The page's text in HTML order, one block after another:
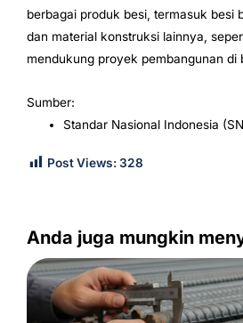
berbagai produk besi, termasuk besi
dan material konstruksi lainnya,
mendukung proyek pembangunan di
Sumber:
Standar Nasional Indonesia
Post Views:328
Anda juga mungkin